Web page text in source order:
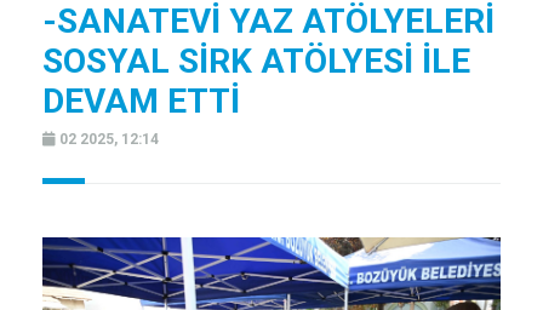
-SANATEVİ YAZ ATÖLYELERİ
SOSYAL SİRK ATÖLYESİ İLE
DEVAM ETTİ
02 2025, 12:14